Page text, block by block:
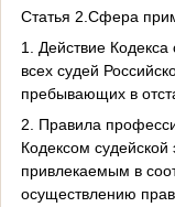
Статья 2.Сфера
1. Действие Кодекса
всех судей
пребывающих в
2. Правила
Кодексом
привлекаемым в
осуществлению